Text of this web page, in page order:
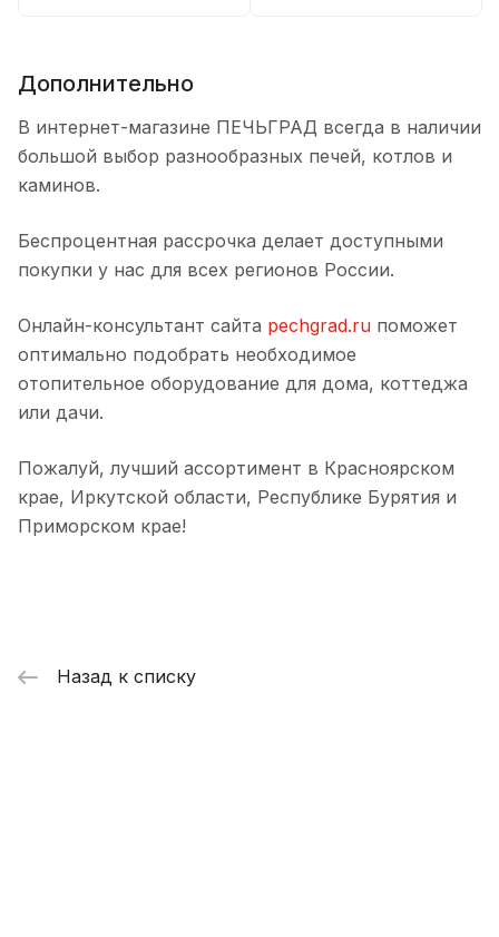
Дополнительно
В интернет-магазине ПЕЧЬГРАД всегда в наличии
большой выбор разнообразных печей, котлов и
каминов.
Беспроцентная рассрочка делает доступными
покупки у нас для всех регионов России.
Онлайн-консультант сайта pechgrad.ru поможет
оптимально подобрать необходимое
отопительное оборудование для дома, коттеджа
или дачи.
Пожалуй, лучший ассортимент в Красноярском
крае, Иркутской области, Республике Бурятия и
Приморском крае!
Назад к списку